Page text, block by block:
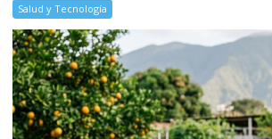
Salud y Tecnología